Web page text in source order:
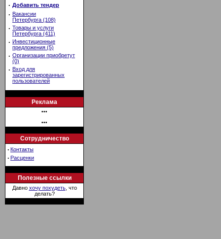
· Добавить тендер
· Вакансии
Петербурга (108)
· Товары и услуги
Петербурга (411)
· Инвестиционные
предложения (5)
· Организации приобретут
(0)
· Вход для
зарегистрированных
пользователей
Реклама
•••
•••
Сотрудничество
· Контакты
· Расценки
Полезные ссылки
Давно хочу похудеть, что
делать?